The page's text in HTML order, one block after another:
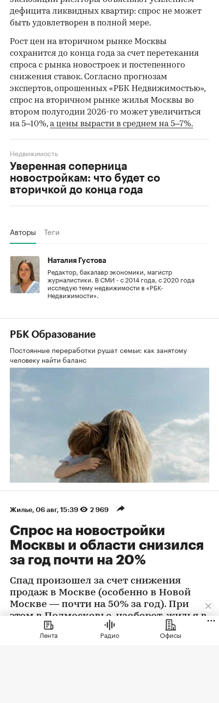
дефицита ликвидных квартир: спрос не может
быть удовлетворен в полной мере.
Рост цен на вторичном рынке Москвы
сохранится до конца года за счет перетекания
спроса с рынка новостроек и постепенного
снижения ставок. Согласно прогнозам
экспертов, опрошенных «РБК Недвижимостью»,
спрос на вторичном рынке жилья Москвы во
втором полугодии 2026-го может увеличиться
на 5–10%,а цены вырасти в среднем на 5–7%.
Уверенная соперница
новостройкам: что будет со
вторичкой до конца года
Недвижимость
Авторы Теги
Наталия Густова
Редактор, бакалавр экономики, магистр
журналистики. В СМИ - с 2014 года, с 2020 года
исследую тему недвижимости в «РБК-
Недвижимости».
РБК Образование
Постоянные переработки рушат семьи: как занятому
человеку найти баланс
Жилье 06 авг, 15:39 2 969
Спрос на новостройки
Москвы и области снизился
за год почти на 20%
Спад произошел за счет снижения
продаж в Москве (особенно в Новой
Москве — почти на 50% за год). При
этом в Подмосковье, наоборот, жилья в
новостройках стали покупать больше
Лента Радио Офисы